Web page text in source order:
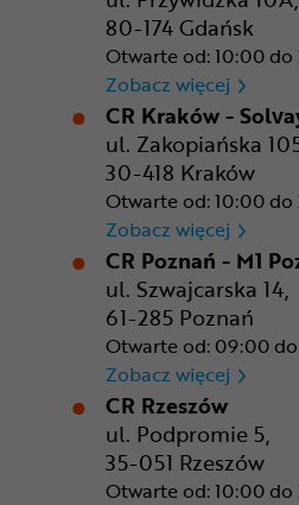
80-174 Gdańsk
Otwarte od: 10:00 do
Zobacz więcej CR
CR Kraków -
ul. Zakopiańska
30-418 Kraków
Otwarte od: 10:00 do
Zobacz więcej CR
CR Poznań - M1
ul. Szwajcarska 14,
61-285 Poznań
Otwarte od: 09:00
Zobacz więcej CR
CR Rzeszów
ul. Podpromie 5,
35-051 Rzeszów
Otwarte od: 10:00 do